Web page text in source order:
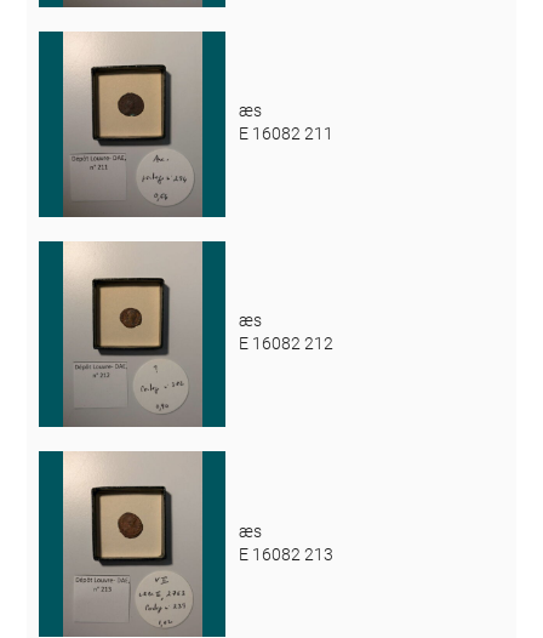
æs
E 16082 211
æs
E 16082 212
æs
E 16082 213